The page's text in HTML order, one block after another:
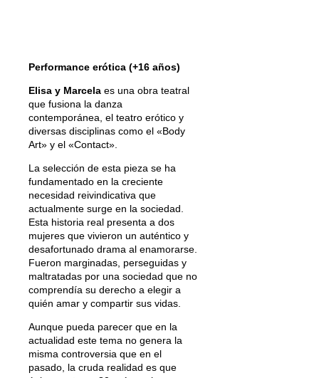
Performance erótica (+16 años)
Elisa y Marcela es una obra teatral
que fusiona la danza
contemporánea, el teatro erótico y
diversas disciplinas como el «Body
Art» y el «Contact».
La selección de esta pieza se ha
fundamentado en la creciente
necesidad reivindicativa que
actualmente surge en la sociedad.
Esta historia real presenta a dos
mujeres que vivieron un auténtico y
desafortunado drama al enamorarse.
Fueron marginadas, perseguidas y
maltratadas por una sociedad que no
comprendía su derecho a elegir a
quién amar y compartir sus vidas.
Aunque pueda parecer que en la
actualidad este tema no genera la
misma controversia que en el
pasado, la cruda realidad es que